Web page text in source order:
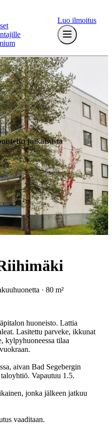
Luo ilmoitus
julkaisusta
· 80 m²
huoneisto. Lattia
Lasitettu parveke, ikkunat
kylpyhuoneessa tilaa
aivan Bad Segebergin
Vapautuu 1.5.
jonka jälkeen jatkuu
vaaditaan.